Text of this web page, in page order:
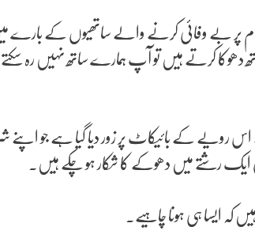
پر بے وفائی کرنے والے ساتھیوں کے بارے
رویے کے بائیکاٹ پر زور دیا گیا ہے جو
ایک رشتے میں دھوکے کا شکار ہو چکے ہیں۔
ایسا ہی ہونا چاہیے۔